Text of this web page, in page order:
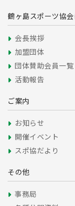
鶴ヶ島スポーツ協会
会長挨拶
加盟団体
団体賛助会員一覧
活動報告
ご案内
お知らせ
開催イベント
スポ協だより
その他
事務局